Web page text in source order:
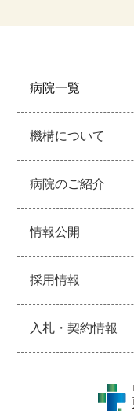
病院一覧
機構について
病院のご紹介
情報公開
採用情報
入札・契約情報